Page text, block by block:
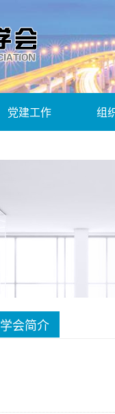
党建工作 组
学会简介